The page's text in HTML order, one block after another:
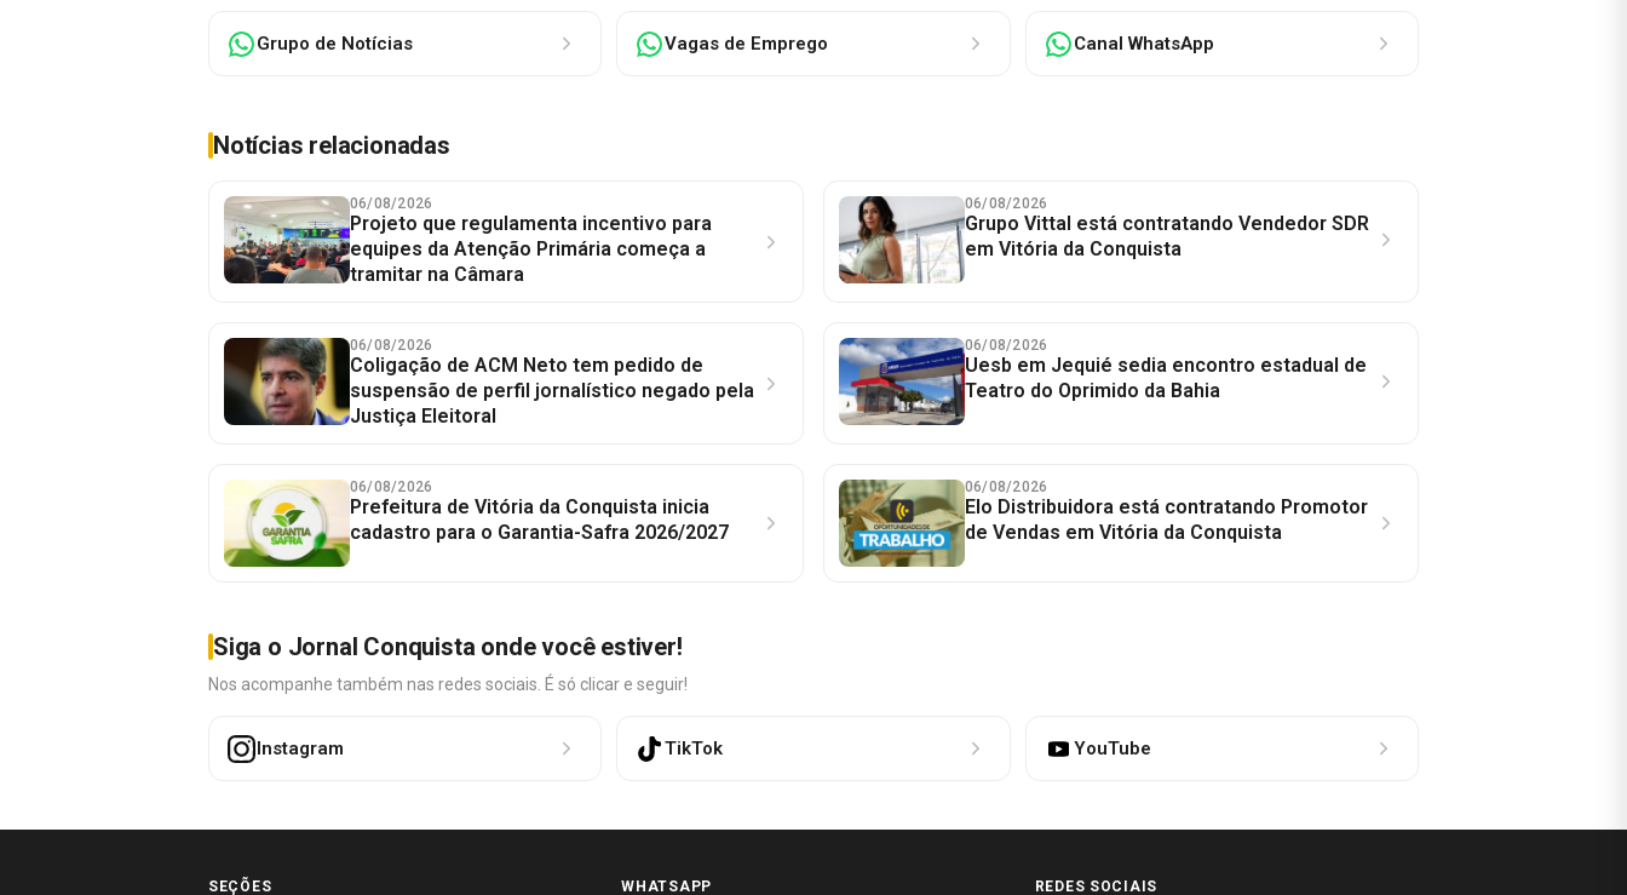
Grupo de Notícias Vagas de Emprego Canal WhatsApp
Notícias relacionadas
06/08/2026
Projeto que regulamenta incentivo para
equipes da Atenção Primária começa a
tramitar na Câmara
06/08/2026
Grupo Vittal está contratando Vendedor SDR
em Vitória da Conquista
06/08/2026
Coligação de ACM Neto tem pedido de
suspensão de perfil jornalístico negado pela
Justiça Eleitoral
06/08/2026
Uesb em Jequié sedia encontro estadual de
Teatro do Oprimido da Bahia
06/08/2026
Prefeitura de Vitória da Conquista inicia
cadastro para o Garantia-Safra 2026/2027
06/08/2026
Elo Distribuidora está contratando Promotor
de Vendas em Vitória da Conquista
Siga o Jornal Conquista onde você estiver!
Nos acompanhe também nas redes sociais. É só clicar e seguir!
Instagram TikTok YouTube
SEÇÕES WHATSAPP REDES SOCIAIS